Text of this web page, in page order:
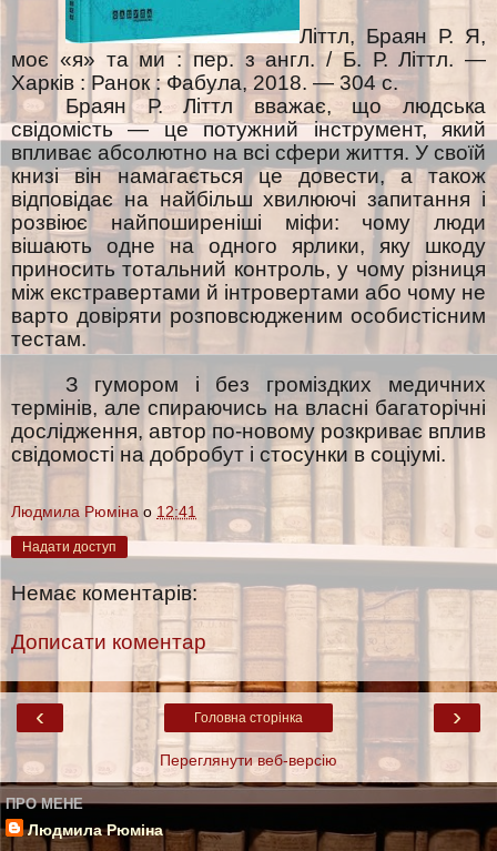
Літтл, Браян Р. Я,
моє «я» та ми : пер. з англ. / Б. Р. Літтл. —
Харків : Ранок : Фабула, 2018. — 304 с.
Браян Р. Літтл вважає, що людська
свідомість — це потужний інструмент, який
впливає абсолютно на всі сфери життя. У своїй
книзі він намагається це довести, а також
відповідає на найбільш хвилюючі запитання і
розвіює найпоширеніші міфи: чому люди
вішають одне на одного ярлики, яку шкоду
приносить тотальний контроль, у чому різниця
між екстравертами й інтровертами або чому не
варто довіряти розповсюдженим особистісним
тестам.
З гумором і без громіздких медичних
термінів, але спираючись на власні багаторічні
дослідження, автор по-новому розкриває вплив
свідомості на добробут і стосунки в соціумі.
Людмила Рюміна о 12:41
Надати доступ
Немає коментарів:
Дописати коментар
‹ ›
Головна сторінка
Переглянути веб-версію
ПРО МЕНЕ
Людмила Рюміна